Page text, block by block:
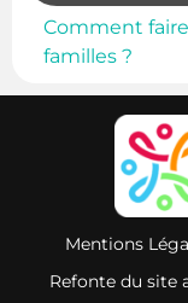
Comment
familles ?
Mentions
Refonte du site